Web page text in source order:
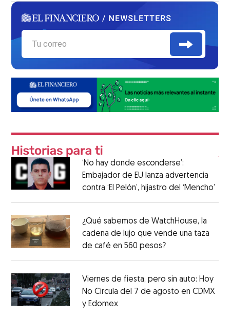
‘No hay donde esconderse’:
Embajador de EU lanza advertencia
contra ‘El Pelón’, hijastro del ‘Mencho’
¿Qué sabemos de WatchHouse, la
cadena de lujo que vende una taza
de café en 560 pesos?
Viernes de fiesta, pero sin auto: Hoy
No Circula del 7 de agosto en CDMX
y Edomex